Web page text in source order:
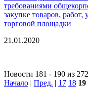
требованиями
закупке товаров, работ,
торговой площадки
21.01.2020
Новости 181 - 190 из 272
Начало | Пред. | 17 18 19